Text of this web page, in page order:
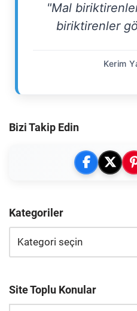
"Mal
biriktirenler
Kerim
Bizi Takip Edin
Kategoriler
Site Toplu Konular